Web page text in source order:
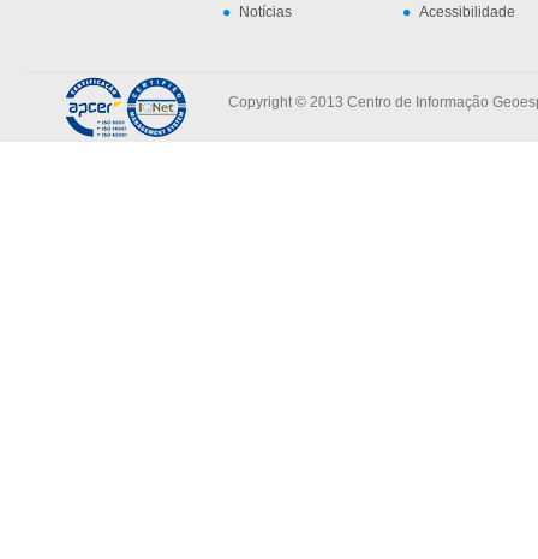
Notícias
Acessibilidade
Copyright © 2013 Centro de Informação